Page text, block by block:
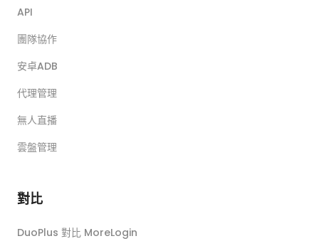
API
團隊協作
安卓ADB
代理管理
無人直播
雲盤管理
對比
DuoPlus 對比 MoreLogin